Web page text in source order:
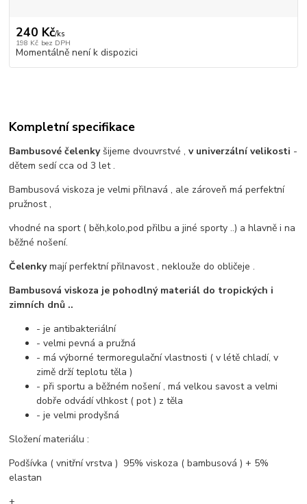
240 Kč/ks
198 Kč bez DPH
Momentálně není k dispozici
Kompletní specifikace
Bambusové čelenky šijeme dvouvrstvé ,v univerzální velikosti -
dětem sedí cca od 3 let .
Bambusová viskoza je velmi přilnavá , ale zároveň má perfektní
pružnost ,
vhodné na sport ( běh,kolo,pod přilbu a jiné sporty ..) a hlavně i na
běžné nošení.
Čelenkymají perfektní přilnavost , neklouže do obličeje .
Bambusová viskoza je pohodlný materiál do tropických i
zimních dnů ..
- je antibakteriální
- velmi pevná a pružná
- má výborné termoregulační vlastnosti ( v létě chladí, v
zimě drží teplotu těla )
- při sportu a běžném nošení , má velkou savost a velmi
dobře odvádí vlhkost ( pot ) z těla
- je velmi prodyšná
Složení materiálu :
Podšívka ( vnitřní vrstva ) 95% viskoza ( bambusová ) + 5%
elastan